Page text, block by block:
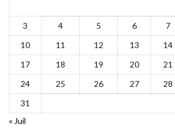
3
4 5 6 7
10
11 12 13 14
17
18 19 20 21
24
25 26 27 28
31
« Juil